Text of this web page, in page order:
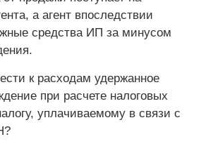
а агент впоследствии
средства ИП за минусом
к расходам удержанное
при расчете налоговых
уплачиваемому в связи с